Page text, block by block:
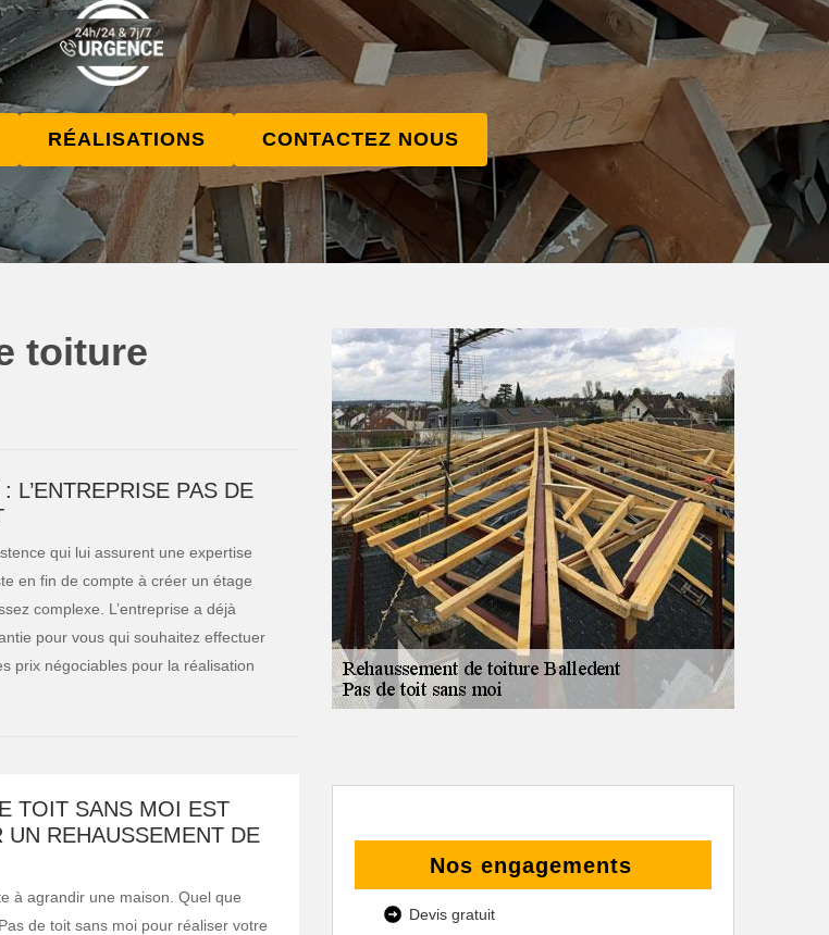
RÉALISATIONS CONTACTEZ NOUS
toiture
L’ENTREPRISE PAS DE
qui lui assurent une expertise
en fin de compte à créer un étage
complexe. L’entreprise a déjà
pour vous qui souhaitez effectuer
prix négociables pour la réalisation
TOIT SANS MOI EST
REHAUSSEMENT DE
à agrandir une maison. Quel que
de toit sans moi pour réaliser votre
Nos engagements
Devis gratuit